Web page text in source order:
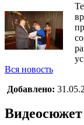
Вся новость
Добавлено: